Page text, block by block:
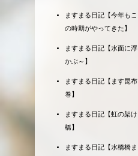
ますまる日記【今年もこ
の時期がやってきた】
ますまる日記【水面に浮
かぶ～】
ますまる日記【ます昆布
巻】
ますまる日記【虹の架け
橋】
ますまる日記【水橋橋ま